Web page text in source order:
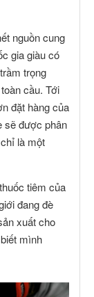
nguồn cung
gia giàu có
trọng
cầu. Tới
đặt hàng của
sẽ được phân
là một
tiêm của
đang đè
xuất cho
mình